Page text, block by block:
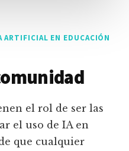
EN EDUCACIÓN
el rol de ser las
el uso de IA en
que cualquier